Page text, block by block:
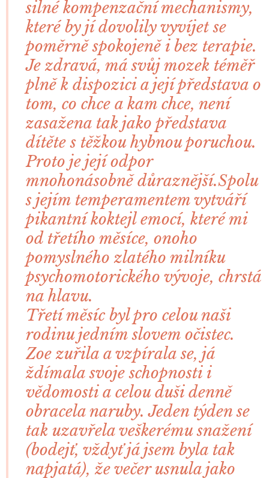
silné kompenzační mechanismy,
které by jí dovolily vyvíjet se
poměrně spokojeně i bez terapie.
Je zdravá, má svůj mozek téměř
plně k dispozici a její představa o
tom, co chce a kam chce, není
zasažena tak jako představa
dítěte s těžkou hybnou poruchou.
Proto je její odpor
mnohonásobně důraznější.Spolu
s jejím temperamentem vytváří
pikantní koktejl emocí, které mi
od třetího měsíce, onoho
pomyslného zlatého milníku
psychomotorického vývoje, chrstá
na hlavu.
Třetí měsíc byl pro celou naši
rodinu jedním slovem očistec.
Zoe zuřila a vzpírala se, já
ždímala svoje schopnosti i
vědomosti a celou duši denně
obracela naruby. Jeden týden se
tak uzavřela veškerému snažení
(bodejť, vždyť já jsem byla tak
napjatá), že večer usnula jako